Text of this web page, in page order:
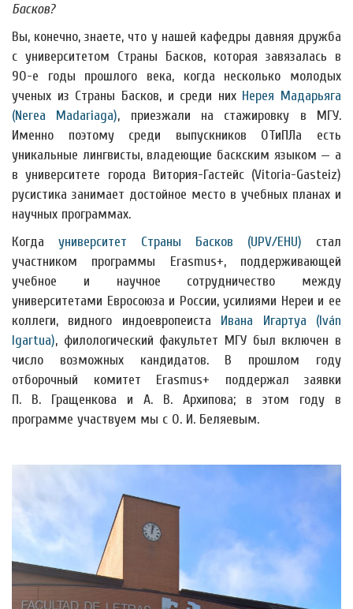
Басков?
Вы, конечно, знаете, что у нашей кафедры давняя дружба
с университетом Страны Басков, которая завязалась в
90-е годы прошлого века, когда несколько молодых
ученых из Страны Басков, и среди них Нерея Мадарьяга
(Nerea Madariaga), приезжали на стажировку в МГУ.
Именно поэтому среди выпускников ОТиПЛа есть
уникальные лингвисты, владеющие баскским языком — а
в университете города Витория-Гастейс (Vitoria-Gasteiz)
русистика занимает достойное место в учебных планах и
научных программах.
Когда университет Страны Басков (UPV/EHU) стал
участником программы Erasmus+, поддерживающей
учебное и научное сотрудничество между
университетами Евросоюза и России, усилиями Нереи и ее
коллеги, видного индоевропеиста Ивана Игартуа (Iván
Igartua), филологический факультет МГУ был включен в
число возможных кандидатов. В прошлом году
отборочный комитет Erasmus+ поддержал заявки
П. В. Гращенкова и А. В. Архипова; в этом году в
программе участвуем мы с О. И. Беляевым.